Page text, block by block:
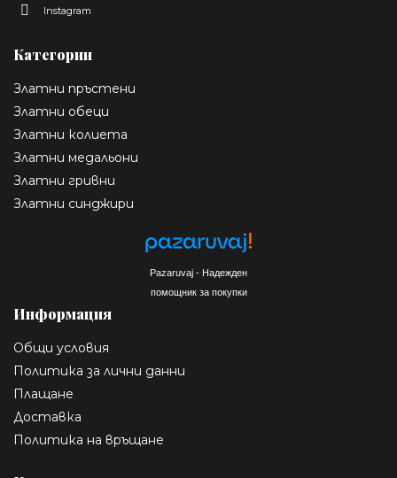
Instagram
Категории
Златни пръстени
Златни обеци
Златни колиета
Златни медальони
Златни гривни
Златни синджири
Pazaruvaj - Надежден
помощник за покупки
Информация
Общи условия
Политика за лични данни
Плащане
Доставка
Политика на връщане